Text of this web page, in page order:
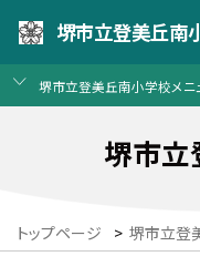
堺市立登美丘南
堺市立登美丘南小学校メニ
堺市立
トップページ > 堺市立登